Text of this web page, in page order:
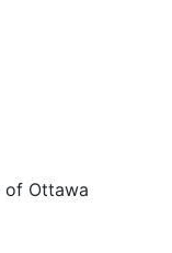
of Ottawa